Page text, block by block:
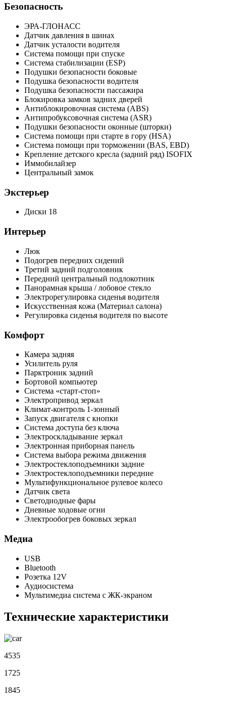
Безопасность
ЭРА-ГЛОНАСС
Датчик давления в шинах
Датчик усталости водителя
Система помощи при спуске
Система стабилизации (ESP)
Подушки безопасности боковые
Подушка безопасности водителя
Подушка безопасности пассажира
Блокировка замков задних дверей
Антиблокировочная система (ABS)
Антипробуксовочная система (ASR)
Подушки безопасности оконные (шторки)
Система помощи при старте в гору (HSA)
Система помощи при торможении (BAS, EBD)
Крепление детского кресла (задний ряд) ISOFIX
Иммобилайзер
Центральный замок
Экстерьер
Диски 18
Интерьер
Люк
Подогрев передних сидений
Третий задний подголовник
Передний центральный подлокотник
Панорамная крыша / лобовое стекло
Электрорегулировка сиденья водителя
Искусственная кожа (Материал салона)
Регулировка сиденья водителя по высоте
Комфорт
Камера задняя
Усилитель руля
Парктроник задний
Бортовой компьютер
Система «старт-стоп»
Электропривод зеркал
Климат-контроль 1-зонный
Запуск двигателя с кнопки
Система доступа без ключа
Электроскладывание зеркал
Электронная приборная панель
Система выбора режима движения
Электростеклоподъемники задние
Электростеклоподъемники передние
Мультифункциональное рулевое колесо
Датчик света
Светодиодные фары
Дневные ходовые огни
Электрообогрев боковых зеркал
Медиа
USB
Bluetooth
Розетка 12V
Аудиосистема
Мультимедиа система с ЖК-экраном
Технические характеристики
4535
1725
1845